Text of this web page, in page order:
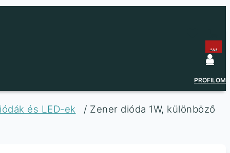
...
...
PROFILOM
és LED-ek / Zener dióda 1W, különböző